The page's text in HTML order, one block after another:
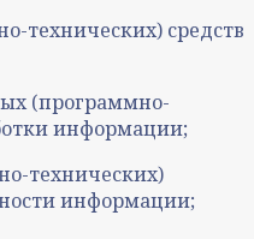
технических) средств
(программно-
информации;
технических)
информации;